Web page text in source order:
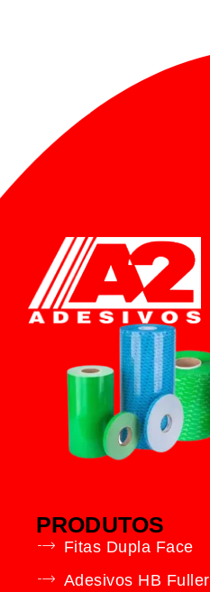
PRODUTOS
Fitas Dupla Face
Adesivos HB Fuller